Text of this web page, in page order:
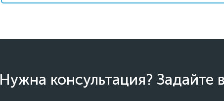
Нужна консультация? Задайте